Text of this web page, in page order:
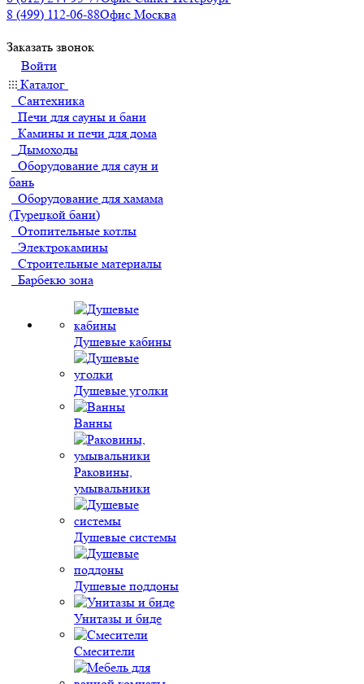
8 (499) 112-06-88Офис Москва
Заказать звонок
Войти
Каталог
Сантехника
Печи для сауны и бани
Камины и печи для дома
Дымоходы
Оборудование для саун и
бань
Оборудование для хамама
(Турецкой бани)
Отопительные котлы
Электрокамины
Строительные материалы
Барбекю зона
Душевые кабины
Душевые уголки
Ванны
Раковины,
умывальники
Душевые системы
Душевые поддоны
Унитазы и биде
Смесители